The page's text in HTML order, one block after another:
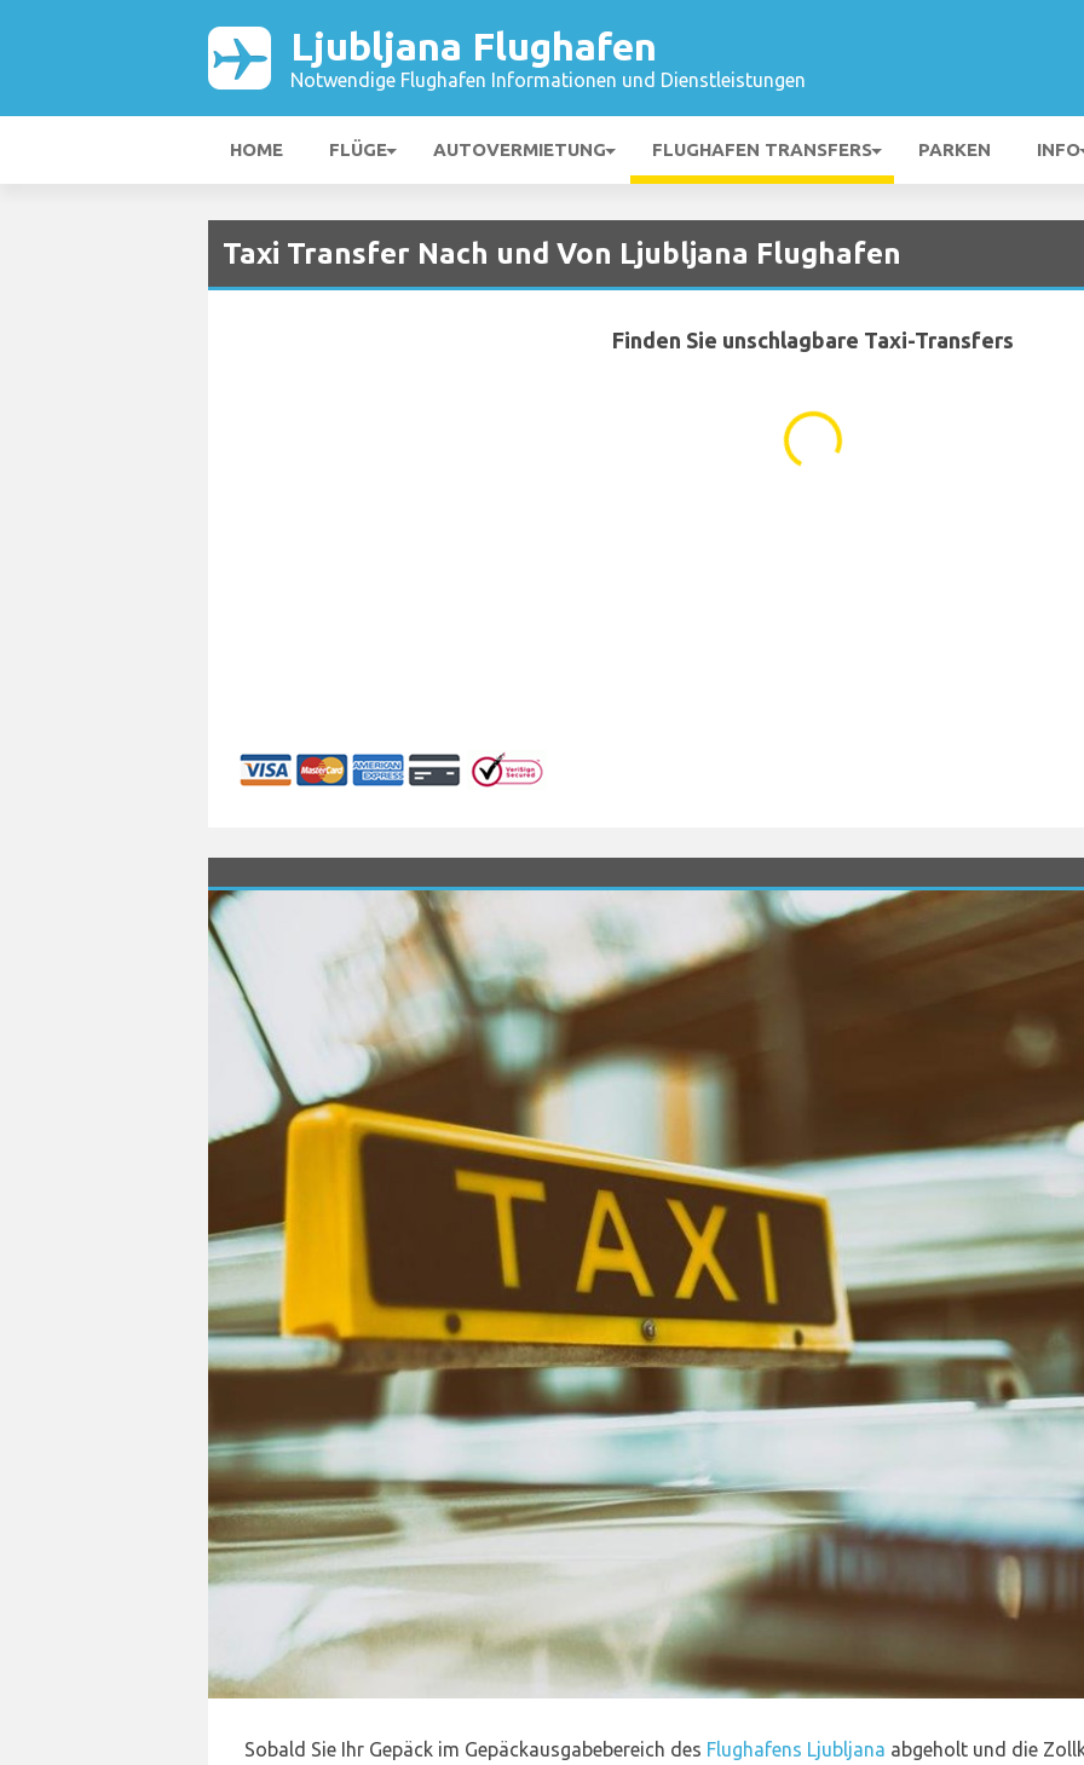
Ljubljana Flughafen
Notwendige Flughafen Informationen und Dienstleistungen
HOME FLÜGE AUTOVERMIETUNG FLUGHAFEN TRANSFERS PARKEN INFO
Taxi Transfer Nach und Von Ljubljana Flughafen
Finden Sie unschlagbare Taxi-Transfers
Sobald Sie Ihr Gepäck im Gepäckausgabebereich des Flughafens Ljubljana abgeholt und die